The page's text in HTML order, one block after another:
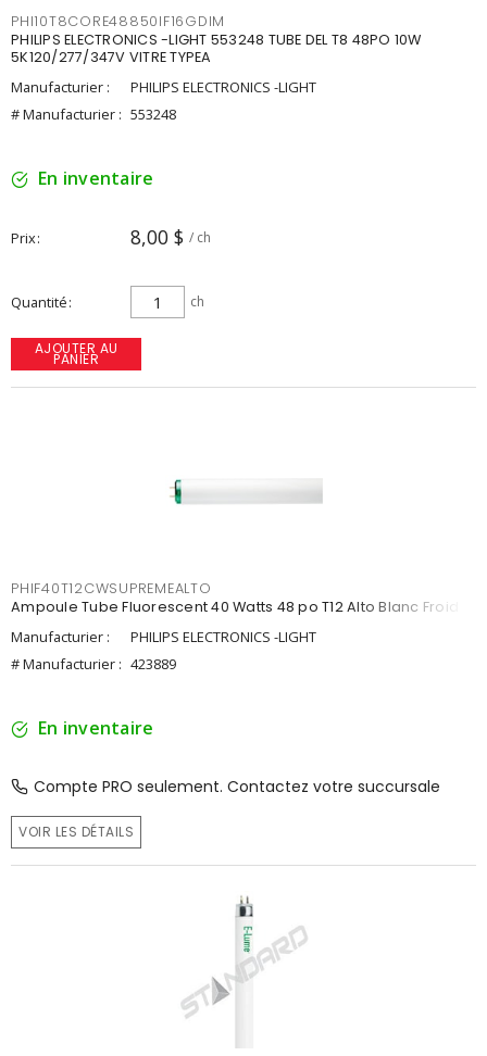
PHI10T8CORE48850IF16GDIM
PHILIPS ELECTRONICS -LIGHT 553248 TUBE DEL T8 48PO 10W
5K120/277/347V VITRE TYPEA
Manufacturier :
PHILIPS ELECTRONICS -LIGHT
# Manufacturier : 553248
En inventaire
Prix 8,00 $ / ch
Quantité ch
AJOUTER AU
PANIER
PHIF40T12CWSUPREMEALTO
Ampoule Tube Fluorescent 40 Watts 48 po T12 Alto Blanc Froid
Manufacturier :
PHILIPS ELECTRONICS -LIGHT
# Manufacturier : 423889
En inventaire
Compte PRO seulement. Contactez votre succursale
VOIR LES DÉTAILS